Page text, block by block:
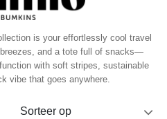
is your effortlessly cool travel
and a tote full of snacks—
with soft stripes, sustainable
vibe that goes anywhere.